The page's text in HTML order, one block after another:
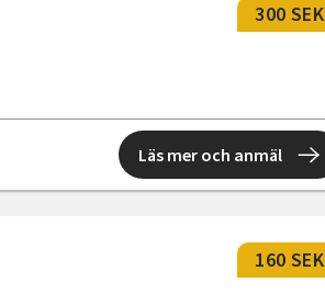
300 SEK
Läs mer och anmäl
160 SEK